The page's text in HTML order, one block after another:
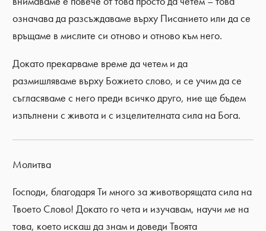
означава да разсъждаваме върху Писанието или да се
връщаме в мислите си отново и отново към него.
Докато прекарваме време да четем и да
размишляваме върху Божието слово, и се учим да се
съгласяваме с него преди всичко друго, ние ще бъдем
изпълнени с живота и с изцелителната сила на Бога.
Молитва
Господи, благодаря Ти много за животворящата сила на
Твоето Слово! Докато го чета и изучавам, научи ме на
това, което искаш да знам и доведи Твоята